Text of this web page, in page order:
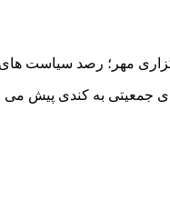
مهر؛ رصد سیاست های
جمعیتی به کندی پیش می